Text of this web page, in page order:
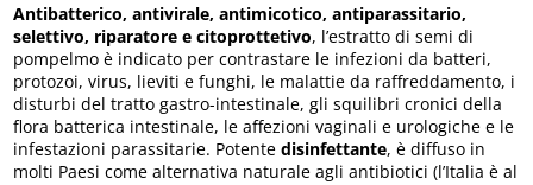
Antibatterico, antivirale, antimicotico, antiparassitario,
selettivo, riparatore e citoprottetivo, l’estratto di semi di
pompelmo è indicato per contrastare le infezioni da batteri,
protozoi, virus, lieviti e funghi, le malattie da raffreddamento, i
disturbi del tratto gastro-intestinale, gli squilibri cronici della
flora batterica intestinale, le affezioni vaginali e urologiche e le
infestazioni parassitarie. Potentedisinfettante, è diffuso in
molti Paesi come alternativa naturale agli antibiotici (l’Italia è al